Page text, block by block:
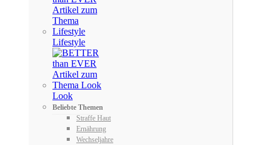
Lifestyle
Look
Beliebte Themen
Straffe Haut
Ernährung
Wechseljahre